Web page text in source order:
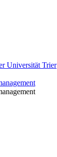
Universität Trier